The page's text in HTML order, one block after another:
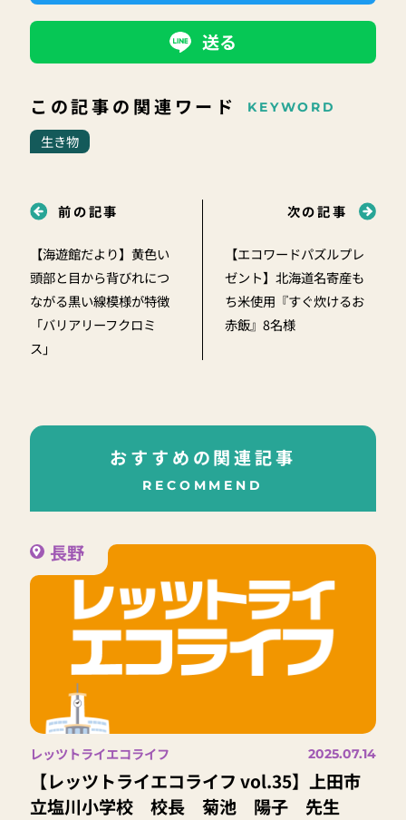
送る
この記事の関連ワード KEYWORD
生き物
前の記事
【海遊館だより】黄色い
頭部と目から背びれにつ
ながる黒い線模様が特徴
「バリアリーフクロミ
ス」
次の記事
【エコワードパズルプレ
ゼント】北海道名寄産も
ち米使用『すぐ炊けるお
赤飯』8名様
おすすめの関連記事
RECOMMEND
長野
レッツトライエコライフ 2025.07.14
【レッツトライエコライフ vol.35】上田市
立塩川小学校 校長 菊池 陽子 先生